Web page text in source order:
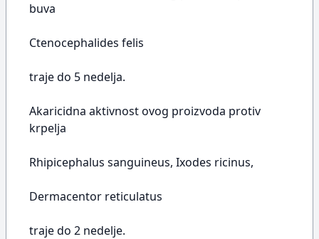
buva
Ctenocephalides felis
traje do 5 nedelja.
Akaricidna aktivnost ovog proizvoda protiv
krpelja
Rhipicephalus sanguineus, Ixodes ricinus,
Dermacentor reticulatus
traje do 2 nedelje.